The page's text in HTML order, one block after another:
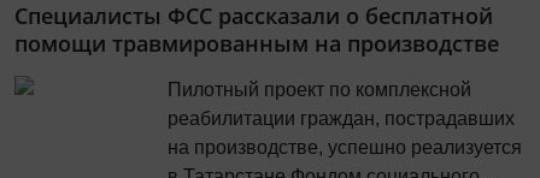
новым архитектурным обликом и
отвечать актуальным тенденциям в
сфере дизайна и коммуникации.
Участники должны были разработать
платформу бренда, придумать...
Специалисты ФСС рассказали о бесплатной
помощи травмированным на производстве
Пилотный проект по комплексной
реабилитации граждан, пострадавших
на производстве, успешно реализуется